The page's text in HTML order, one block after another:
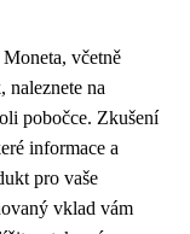
včetně
naleznete na
pobočce. Zkušení
informace a
pro vaše
vklad vám